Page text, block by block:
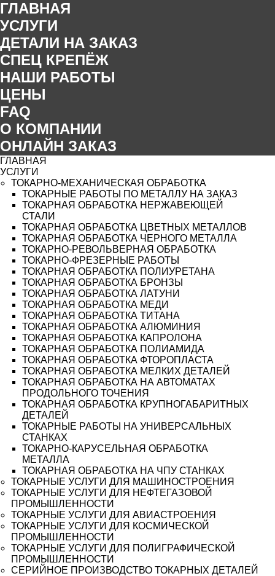
ГЛАВНАЯ
УСЛУГИ
ДЕТАЛИ НА ЗАКАЗ
СПЕЦ КРЕПЁЖ
НАШИ РАБОТЫ
ЦЕНЫ
FAQ
О КОМПАНИИ
ОНЛАЙН ЗАКАЗ
ГЛАВНАЯ
УСЛУГИ
ТОКАРНО-МЕХАНИЧЕСКАЯ ОБРАБОТКА
ТОКАРНЫЕ РАБОТЫ ПО МЕТАЛЛУ НА ЗАКАЗ
ТОКАРНАЯ ОБРАБОТКА НЕРЖАВЕЮЩЕЙ
СТАЛИ
ТОКАРНАЯ ОБРАБОТКА ЦВЕТНЫХ МЕТАЛЛОВ
ТОКАРНАЯ ОБРАБОТКА ЧЕРНОГО МЕТАЛЛА
ТОКАРНО-РЕВОЛЬВЕРНАЯ ОБРАБОТКА
ТОКАРНО-ФРЕЗЕРНЫЕ РАБОТЫ
ТОКАРНАЯ ОБРАБОТКА ПОЛИУРЕТАНА
ТОКАРНАЯ ОБРАБОТКА БРОНЗЫ
ТОКАРНАЯ ОБРАБОТКА ЛАТУНИ
ТОКАРНАЯ ОБРАБОТКА МЕДИ
ТОКАРНАЯ ОБРАБОТКА ТИТАНА
ТОКАРНАЯ ОБРАБОТКА АЛЮМИНИЯ
ТОКАРНАЯ ОБРАБОТКА КАПРОЛОНА
ТОКАРНАЯ ОБРАБОТКА ПОЛИАМИДА
ТОКАРНАЯ ОБРАБОТКА ФТОРОПЛАСТА
ТОКАРНАЯ ОБРАБОТКА МЕЛКИХ ДЕТАЛЕЙ
ТОКАРНАЯ ОБРАБОТКА НА АВТОМАТАХ
ПРОДОЛЬНОГО ТОЧЕНИЯ
ТОКАРНАЯ ОБРАБОТКА КРУПНОГАБАРИТНЫХ
ДЕТАЛЕЙ
ТОКАРНЫЕ РАБОТЫ НА УНИВЕРСАЛЬНЫХ
СТАНКАХ
ТОКАРНО-КАРУСЕЛЬНАЯ ОБРАБОТКА
МЕТАЛЛА
ТОКАРНАЯ ОБРАБОТКА НА ЧПУ СТАНКАХ
ТОКАРНЫЕ УСЛУГИ ДЛЯ МАШИНОСТРОЕНИЯ
ТОКАРНЫЕ УСЛУГИ ДЛЯ НЕФТЕГАЗОВОЙ
ПРОМЫШЛЕННОСТИ
ТОКАРНЫЕ УСЛУГИ ДЛЯ АВИАСТРОЕНИЯ
ТОКАРНЫЕ УСЛУГИ ДЛЯ КОСМИЧЕСКОЙ
ПРОМЫШЛЕННОСТИ
ТОКАРНЫЕ УСЛУГИ ДЛЯ ПОЛИГРАФИЧЕСКОЙ
ПРОМЫШЛЕННОСТИ
СЕРИЙНОЕ ПРОИЗВОДСТВО ТОКАРНЫХ ДЕТАЛЕЙ